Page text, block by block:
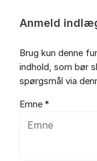
Anmeld
Brug kun denne
indhold, som bør
spørgsmål via
Emne *